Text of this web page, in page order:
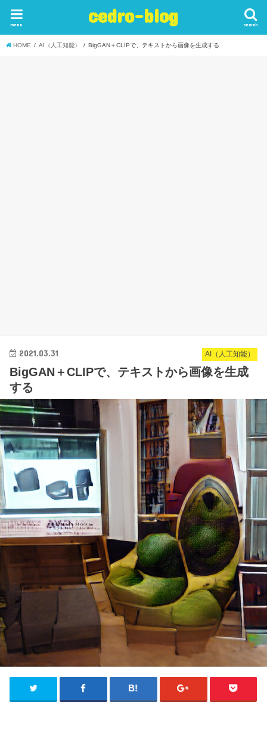
cedro-blog search
menu
HOME AI（人工知能） BigGAN＋CLIPで、テキストから画像を生成する
AI（人工知能）
2021.03.31
BigGAN＋CLIPで、テキストから画像を生成
する